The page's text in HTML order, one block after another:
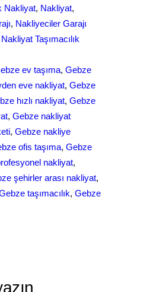
Nakliyat, Nakliyat
, Nakliyeciler Garajı
Taşımacılık
ev taşıma, Gebze
eve nakliyat, Gebze
hızlı nakliyat, Gebze
, Gebze nakliyat
, Gebze nakliye
ofis taşıma, Gebze
nakliyat
şehirler arası nakliyat
taşımacılık, Gebze